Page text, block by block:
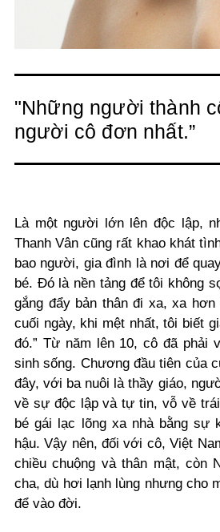
"Những người thành
người cô đơn nhất.”
Là một người lớn lên độc lập,
Thanh Vân cũng rất khao khát
bao người, gia đình là nơi để
bé. Đó là nền tảng để tôi không
gắng đẩy bản thân đi xa, xa
cuối ngày, khi mệt nhất, tôi biết
đó.” Từ năm lên 10, cô đã phải
sinh sống. Chương đầu tiên của
đây, với ba nuôi là thầy giáo,
về sự độc lập và tự tin, vỗ về
bé gái lạc lõng xa nhà bằng sự
hậu. Vậy nên, đối với cô, Việt
chiều chuộng và thân mật, còn
cha, dù hơi lạnh lùng nhưng cho
để vào đời.